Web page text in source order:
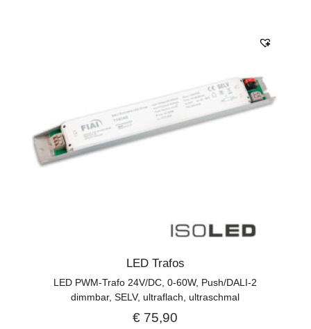
LED Trafos
LED PWM-Trafo 24V/DC, 0-60W, Push/DALI-2
dimmbar, SELV, ultraflach, ultraschmal
€ 75,90